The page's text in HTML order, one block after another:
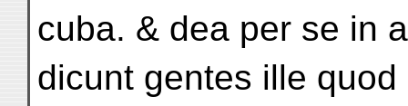
cuba. & dea per se in
dicunt gentes ille quod